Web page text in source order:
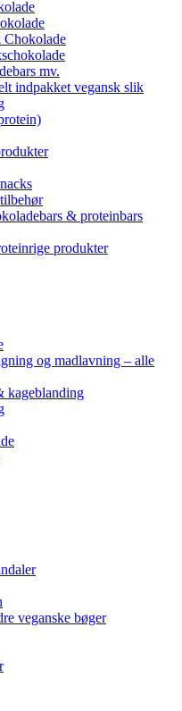
Chokolade
mv.
indpakket vegansk slik
& proteinbars
produkter
og madlavning – alle
kageblanding
veganske bøger